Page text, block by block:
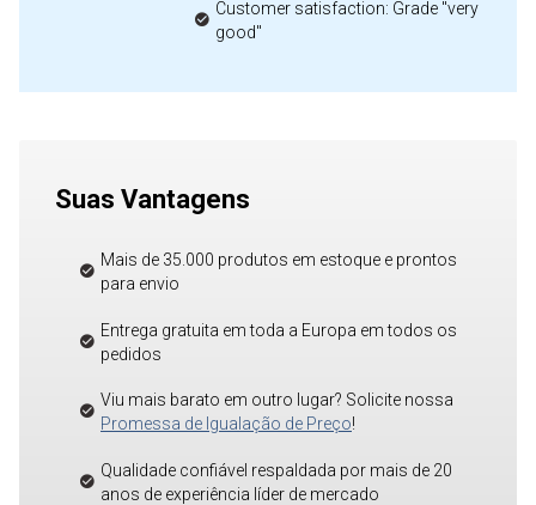
Customer satisfaction: Grade "very
good"
Suas Vantagens
Mais de 35.000 produtos em estoque e prontos
para envio
Entrega gratuita em toda a Europa em todos os
pedidos
Viu mais barato em outro lugar? Solicite nossa
Promessa de Igualação de Preço!
Qualidade confiável respaldada por mais de 20
anos de experiência líder de mercado